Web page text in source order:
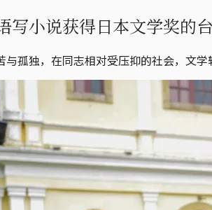
写小说获得日本文学奖的
与孤独，在同志相对受压抑的社会，文学